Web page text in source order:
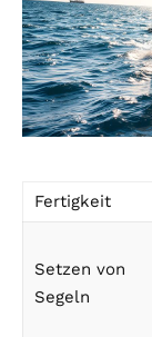
Fertigkeit
Setzen von
Segeln